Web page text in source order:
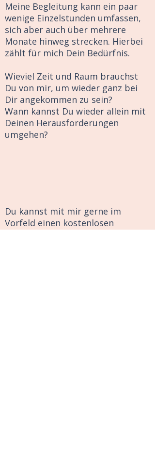
Meine Begleitung kann ein paar
wenige Einzelstunden umfassen,
sich aber auch über mehrere
Monate hinweg strecken. Hierbei
zählt für mich Dein Bedürfnis.
Wieviel Zeit und Raum brauchst
Du von mir, um wieder ganz bei
Dir angekommen zu sein?
Wann kannst Du wieder allein mit
Deinen Herausforderungen
umgehen?
Du kannst mit mir gerne im
Vorfeld einen kostenlosen